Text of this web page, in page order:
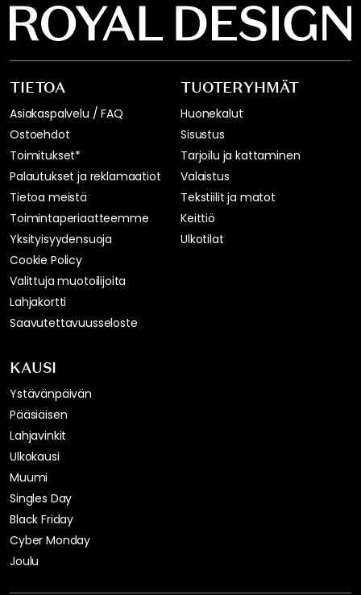
TIETOA
Asiakaspalvelu / FAQ
Ostoehdot
Toimitukset*
Palautukset ja reklamaatiot
Tietoa meistä
Toimintaperiaatteemme
Yksityisyydensuoja
Cookie Policy
Valittuja muotoilijoita
Lahjakortti
Saavutettavuusseloste
TUOTERYHMÄT
Huonekalut
Sisustus
Tarjoilu ja kattaminen
Valaistus
Tekstiilit ja matot
Keittiö
Ulkotilat
KAUSI
Ystävänpäivän
Pääsiäisen
Lahjavinkit
Ulkokausi
Muumi
Singles Day
Black Friday
Cyber Monday
Joulu